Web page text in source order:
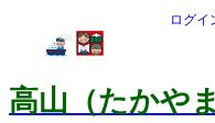
ログイ
高山（たかや